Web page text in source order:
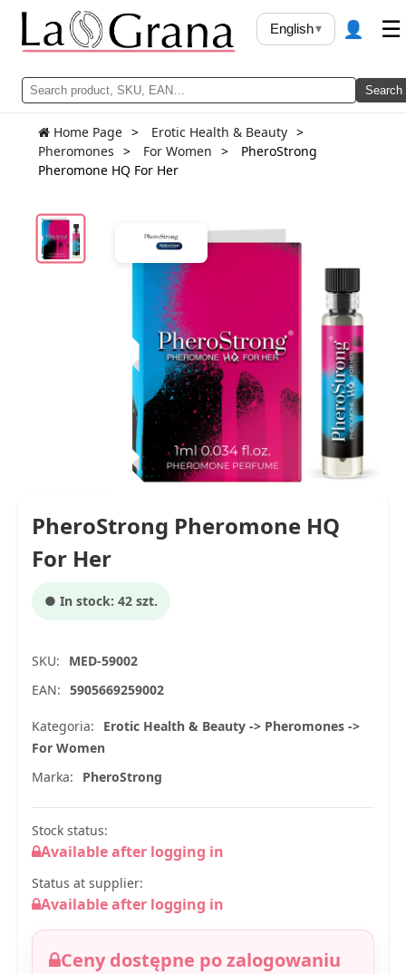
Search
English▾ 👤 ☰
Home Page
Erotic Health & Beauty
Pheromones
For Women
PheroStrong
Pheromone HQ For Her
PheroStrong Pheromone HQ
For Her
● In stock: 42 szt.
SKU:
MED-59002
EAN: 5905669259002
Kategoria:
Erotic Health & Beauty -> Pheromones ->
For Women
Marka:
PheroStrong
Stock status:
Available after logging in
Status at supplier:
Available after logging in
Ceny dostępne po zalogowaniu